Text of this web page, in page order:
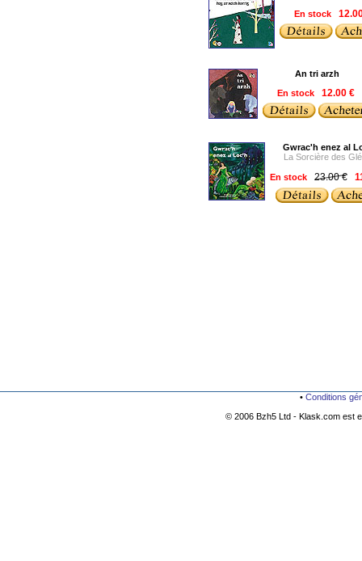
En stock
An tri arzh
En stock
12.00 €
Gwrac'h enez al
La Sorcière des
En stock 23.00 €
• Conditions
© 2006 Bzh5 Ltd - Klask.com est